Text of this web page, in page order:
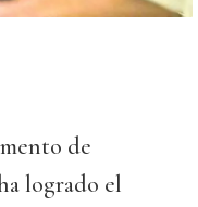
de
logrado el